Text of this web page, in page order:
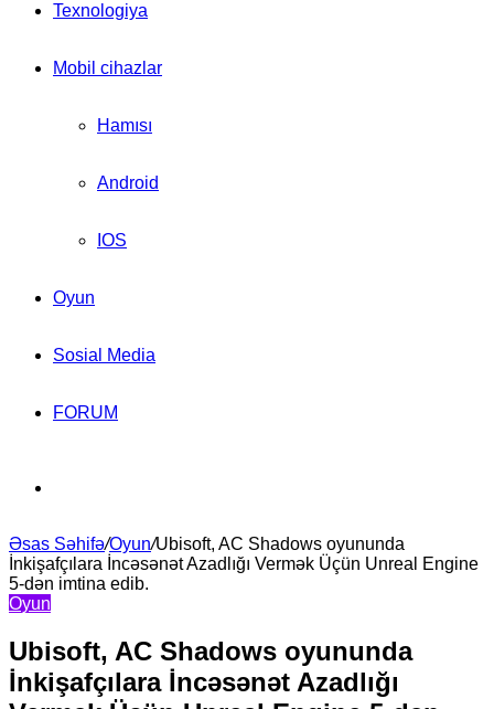
Texnologiya
Mobil cihazlar
Hamısı
Android
IOS
Oyun
Sosial Media
FORUM
for
Əsas Səhifə/Oyun/Ubisoft, AC Shadows oyununda
İnkişafçılara İncəsənət Azadlığı Vermək Üçün Unreal Engine
5-dən imtina edib.
Oyun
Ubisoft, AC Shadows oyununda
İnkişafçılara İncəsənət Azadlığı